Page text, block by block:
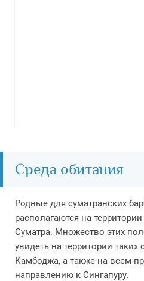
Среда обитания
Родные для суматранских
располагаются на
Суматра. Множество этих
увидеть на территории таких
Камбоджа, а также на всем
направлению к Сингапуру.